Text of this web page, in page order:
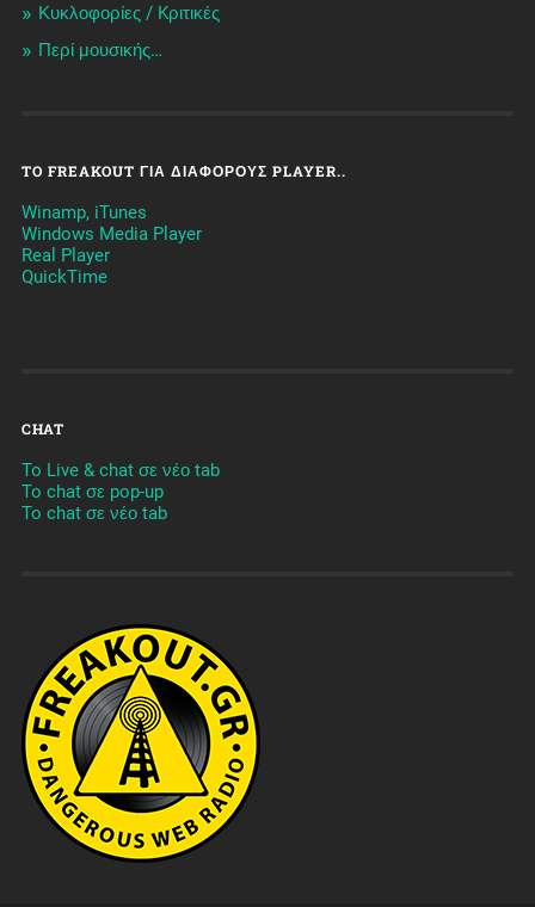
Κυκλοφορίες / Kριτικές
Περί μουσικής…
TO FREAKOUT ΓΙΑ ΔΙΆΦΟΡΟΥΣ PLAYER..
Winamp, iTunes
Windows Media Player
Real Player
QuickTime
CHAT
To Live & chat σε νέο tab
To chat σε pop-up
To chat σε νέο tab